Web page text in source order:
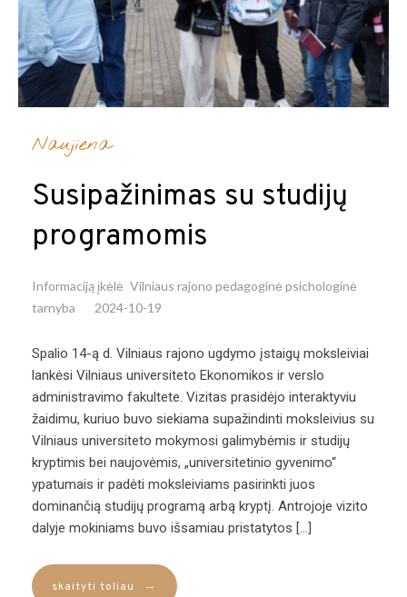
Naujiena
Susipažinimas su studijų
programomis
Informaciją įkėlė Vilniaus rajono pedagoginė psichologinė
tarnyba
2024-10-19
Spalio 14-ą d. Vilniaus rajono ugdymo įstaigų moksleiviai
lankėsi Vilniaus universiteto Ekonomikos ir verslo
administravimo fakultete. Vizitas prasidėjo interaktyviu
žaidimu, kuriuo buvo siekiama supažindinti moksleivius su
Vilniaus universiteto mokymosi galimybėmis ir studijų
kryptimis bei naujovėmis, „universitetinio gyvenimo“
ypatumais ir padėti moksleiviams pasirinkti juos
dominančią studijų programą arbą kryptį. Antrojoje vizito
dalyje mokiniams buvo išsamiau pristatytos […]
skaityti toliau →